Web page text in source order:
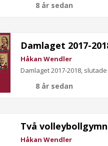
8 år sedan
Damlaget 2017-
Håkan Wendler
Damlaget 2017-2018,
8 år sedan
Två
Håkan Wendler